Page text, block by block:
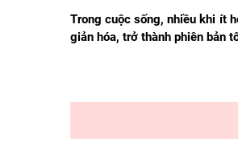
Trong cuộc sống, nhiều khi ít
giản hóa, trở thành phiên bản